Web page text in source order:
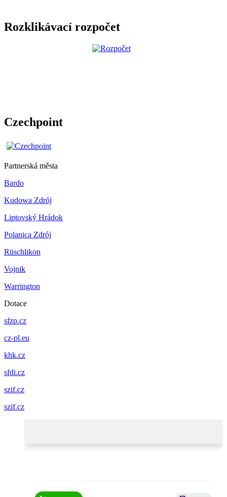
Rozklikávací rozpočet
Czechpoint
Partnerská města
Bardo
Kudowa Zdrój
Liptovský Hrádok
Polanica Zdrój
Rüschlikon
Vojnik
Warrington
Dotace
sfzp.cz
cz-pl.eu
khk.cz
sfdi.cz
szif.cz
szif.cz